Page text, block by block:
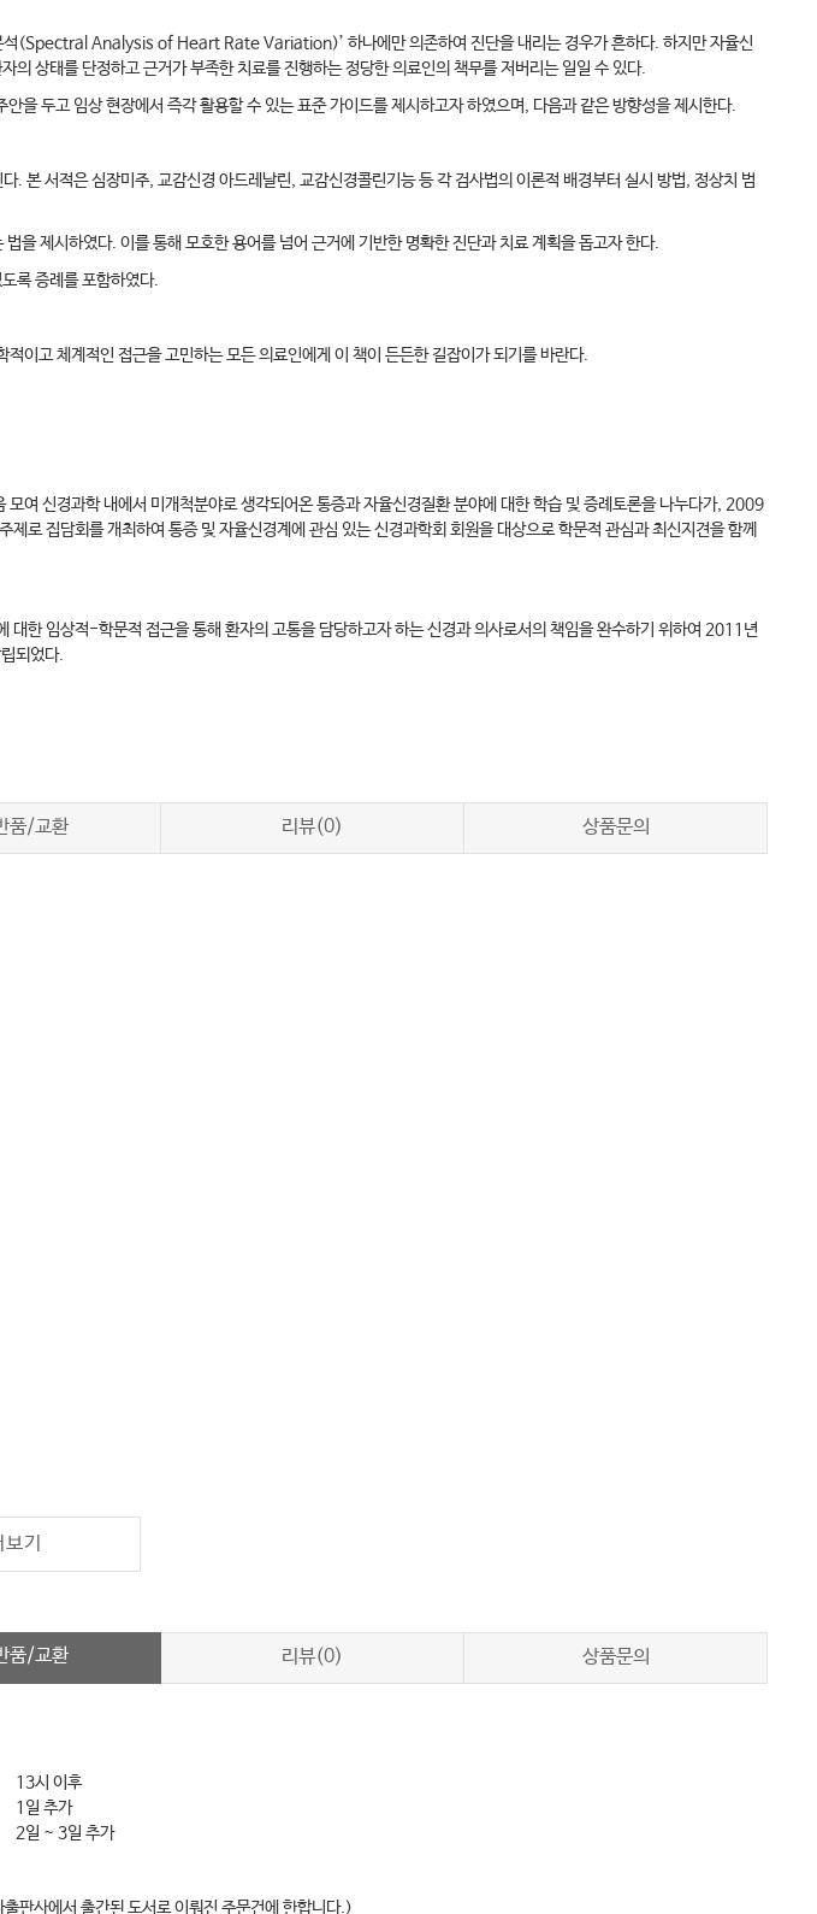
석(Spectral Analysis of Heart Rate Variation)’ 하나에만 의존하여 진단을 내리는 경우가 흔하다. 하지만 자율신
상태를 단정하고 근거가 부족한 치료를 진행하는 정당한 의료인의 책무를 저버리는 일일 수 있다.
을 두고 임상 현장에서 즉각 활용할 수 있는 표준 가이드를 제시하고자 하였으며, 다음과 같은 방향성을 제시한다.
본 서적은 심장미주, 교감신경 아드레날린, 교감신경콜린기능 등 각 검사법의 이론적 배경부터 실시 방법, 정상치 범
을 제시하였다. 이를 통해 모호한 용어를 넘어 근거에 기반한 명확한 진단과 치료 계획을 돕고자 한다.
록 증례를 포함하였다.
이고 체계적인 접근을 고민하는 모든 의료인에게 이 책이 든든한 길잡이가 되기를 바란다.
경과학 내에서 미개척분야로 생각되어온 통증과 자율신경질환 분야에 대한 학습 및 증례토론을 나누다가, 2009
로 집담회를 개최하여 통증 및 자율신경계에 관심 있는 신경과학회 회원을 대상으로 학문적 관심과 최신지견을 함께
한 임상적-학문적 접근을 통해 환자의 고통을 담당하고자 하는 신경과 의사로서의 책임을 완수하기 위하여 2011년
되었다.
품/교환 리뷰(0) 상품문의
보기
품/교환 리뷰(0) 상품문의
13시 이후
1일 추가
2일 ~ 3일 추가
판사에서 출간된 도서로 이뤄진 주문건에 한합니다.)